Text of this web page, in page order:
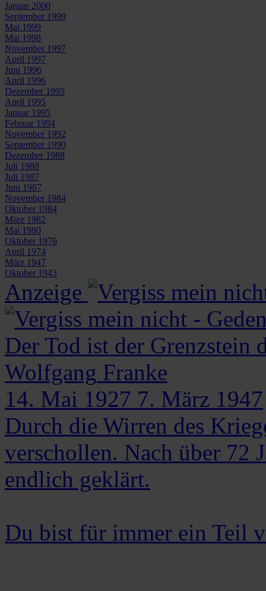
Januar 2000
September 1999
Mai 1999
Mai 1998
November 1997
April 1997
Juni 1996
April 1996
Dezember 1995
April 1995
Januar 1995
Februar 1994
November 1992
September 1990
Dezember 1988
Juli 1988
Juli 1987
Juni 1987
November 1984
Oktober 1984
März 1982
Mai 1980
Oktober 1976
April 1974
März 1947
Oktober 1943
Anzeige
Der Tod ist der Grenzstein
Wolfgang Franke
14. Mai 1927 7. März 1947
Durch die Wirren des
verschollen. Nach über 72
endlich geklärt.
Du bist für immer ein Teil